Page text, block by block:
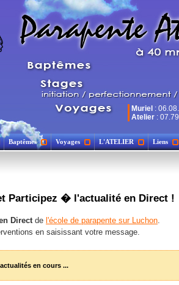
Muriel :
Atelier :
Baptêmes Voyages L'ATELIER Liens
Participez � l'actualité en Direct !
Directde l'école de parapente sur Luchon.
en saisissant votre message.
en cours ...